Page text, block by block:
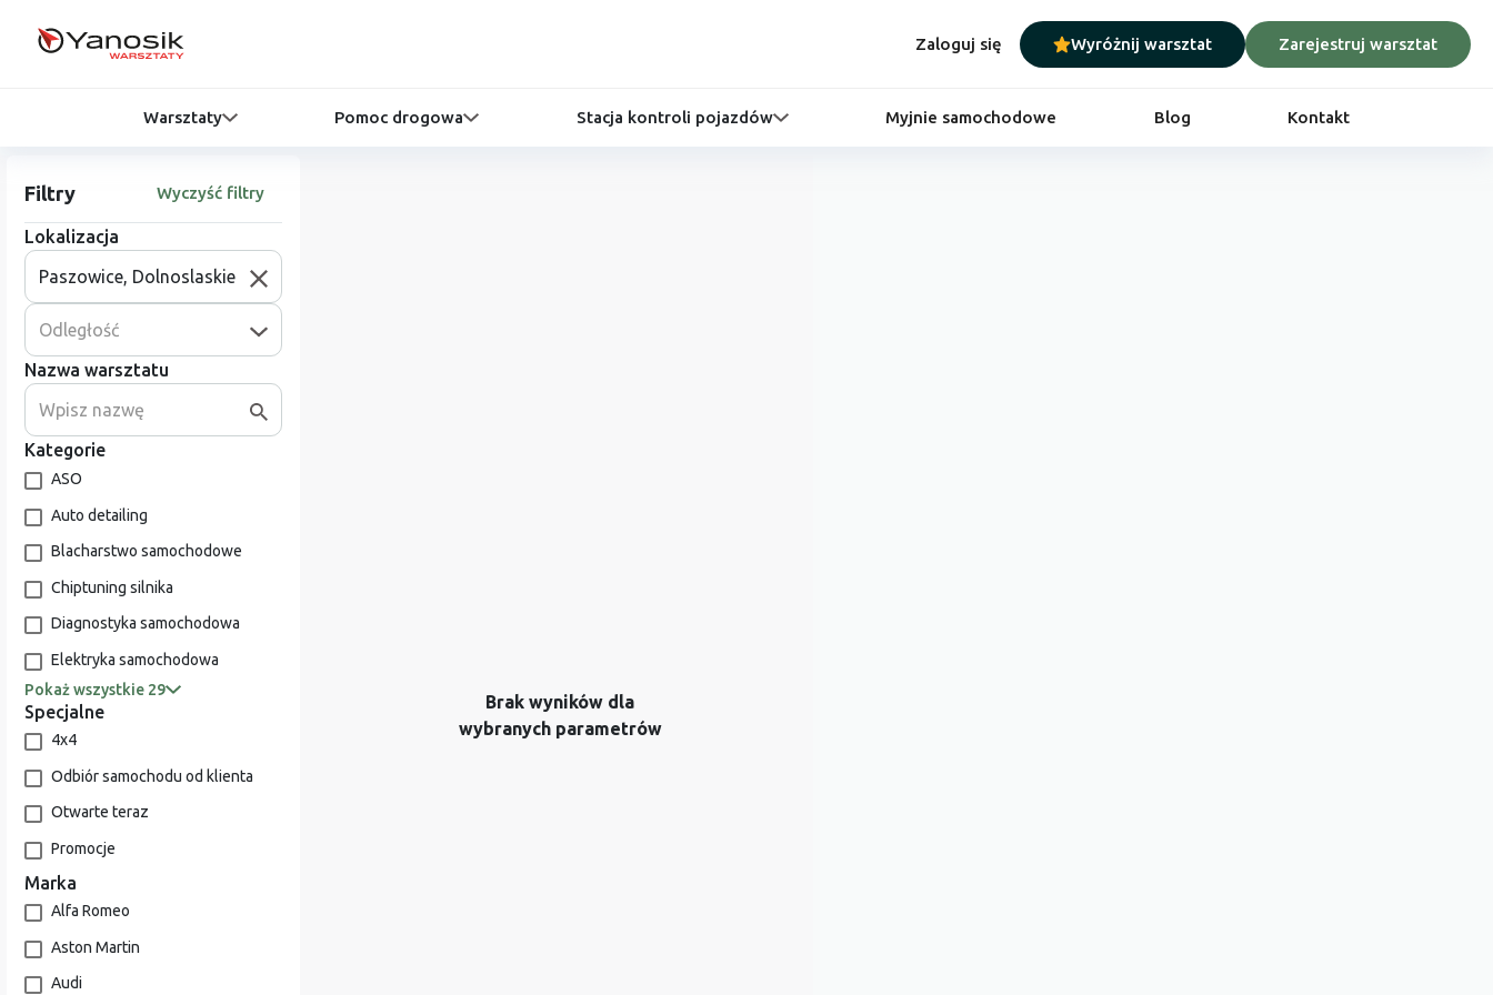
Zaloguj się Wyróżnij warsztat Zarejestruj warsztat
Warsztaty Pomoc drogowa Stacja kontroli pojazdów Myjnie samochodowe Blog Kontakt
Filtry Wyczyść filtry
Lokalizacja
Odległość
Nazwa warsztatu
Kategorie
ASO
Auto detailing
Blacharstwo samochodowe
Chiptuning silnika
Diagnostyka samochodowa
Elektryka samochodowa
Pokaż wszystkie 29
Specjalne
4x4
Odbiór samochodu od klienta
Otwarte teraz
Promocje
Marka
Alfa Romeo
Aston Martin
Audi
Brak wyników dla
wybranych parametrów